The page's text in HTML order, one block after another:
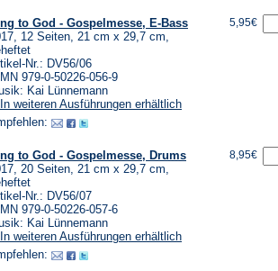
to God - Gospelmesse, E-Bass
12 Seiten, 21 cm x 29,7 cm,
Nr.: DV56/06
979-0-50226-056-9
Kai Lünnemann
In weiteren Ausführungen erhältlich
5,95€
to God - Gospelmesse, Drums
20 Seiten, 21 cm x 29,7 cm,
Nr.: DV56/07
979-0-50226-057-6
Kai Lünnemann
In weiteren Ausführungen erhältlich
8,95€